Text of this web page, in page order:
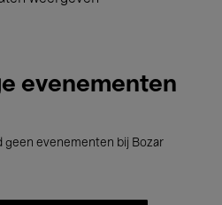
evenementen
geen evenementen bij Bozar